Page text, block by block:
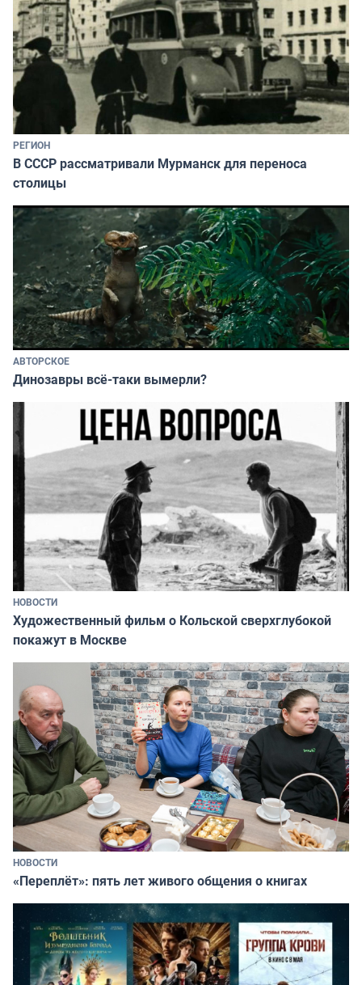
РЕГИОН
В СССР рассматривали Мурманск для переноса
столицы
АВТОРСКОЕ
Динозавры всё-таки вымерли?
НОВОСТИ
Художественный фильм о Кольской сверхглубокой
покажут в Москве
НОВОСТИ
«Переплёт»: пять лет живого общения о книгах